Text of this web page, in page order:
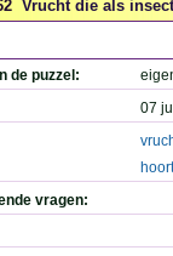
Vrucht die als
de puzzel:
07
hoort
vragen: